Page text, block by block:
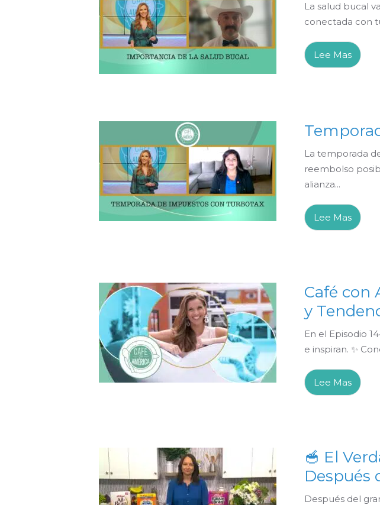
La salud bucal
conectada con
Lee Mas
La temporada
reembolso
alianza...
Lee Mas
Café con
y
En el Episodio
e inspiran. ✨
Lee Mas
🥣 El
Después
Después del